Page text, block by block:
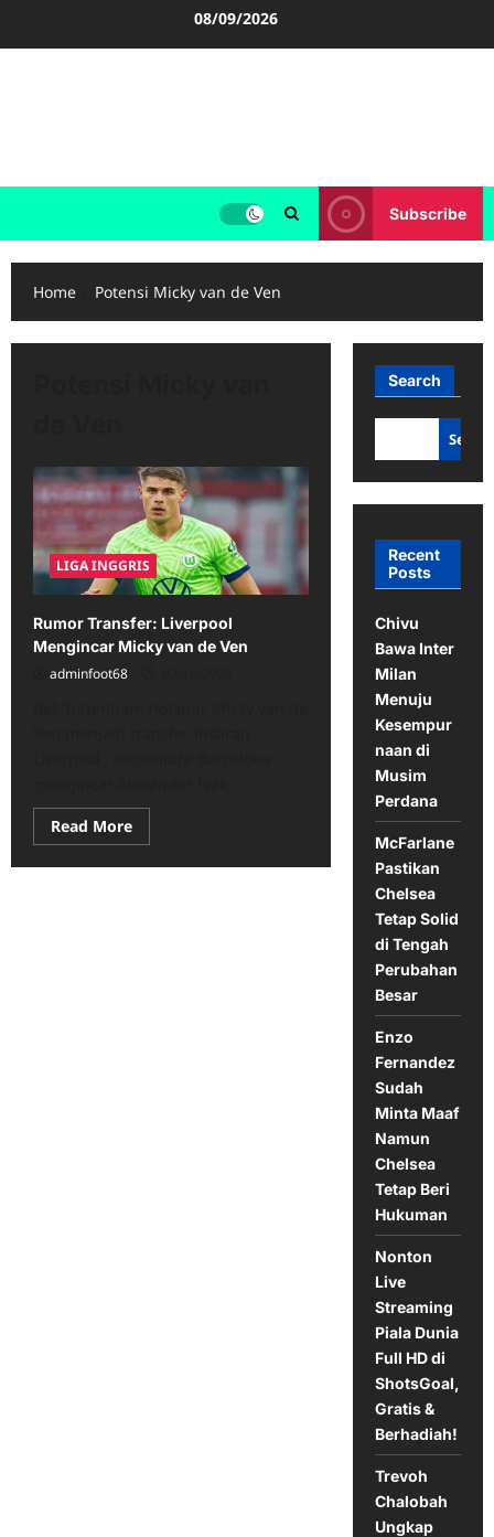
08/09/2026
Subscribe
Home Potensi Micky van de Ven
LIGA INGGRIS
Rumor Transfer: Liverpool
Mengincar Micky van de Ven
adminfoot68
Read MoreRead
more
Rumor
Search
Recent
Posts
Chivu
Bawa Inter
Milan
Menuju
Kesempur
naan di
Musim
Perdana
McFarlane
Pastikan
Chelsea
Tetap Solid
di Tengah
Perubahan
Besar
Enzo
Fernandez
Sudah
Minta Maaf
Namun
Chelsea
Tetap Beri
Hukuman
Nonton
Live
Streaming
Piala Dunia
Full HD di
ShotsGoal,
Gratis &
Berhadiah!
Trevoh
Chalobah
Ungkap